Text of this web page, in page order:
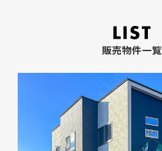
販売物件一覧